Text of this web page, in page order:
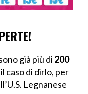
già più di 200
caso di dirlo, per
Legnanese